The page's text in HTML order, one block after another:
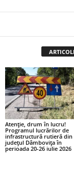
Atenție, drum în lucru!
Programul lucrărilor de
infrastructură rutieră din
județul Dâmbovița în
perioada 20-26 iulie 2026